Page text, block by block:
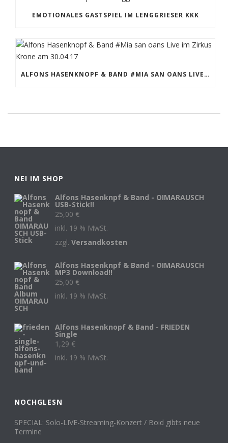
EMOTIONALES GASTSPIEL IM LENGGRIESER KKK
ALFONS HASENKNOPF & BAND #MIA SAN OANS LIVE IM ZIRKUS KRONE AM 30.04.17
NEI IM SHOP
Alfons Hasenknpf & Band - OIMARAUSCH
USB-Stick!!
25,00 €
inkl. 19 % MwSt.
zzgl.Versandkosten
Alfons Hasenknpf & Band - OIMARAUSCH
MP3 Download!!
25,00 €
inkl. 19 % MwSt.
Alfons Hasenknopf & Band - FRIEDEN
Single
1,29 €
inkl. 19 % MwSt.
NOCHGLESN
SPECIAL: Solo-LIVE-Streaming-Konzert / Boid gibts neue
Termine